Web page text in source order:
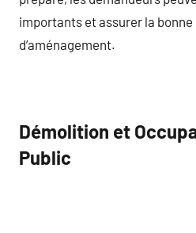
importants et assurer la
d’aménagement.
Démolition et
Public